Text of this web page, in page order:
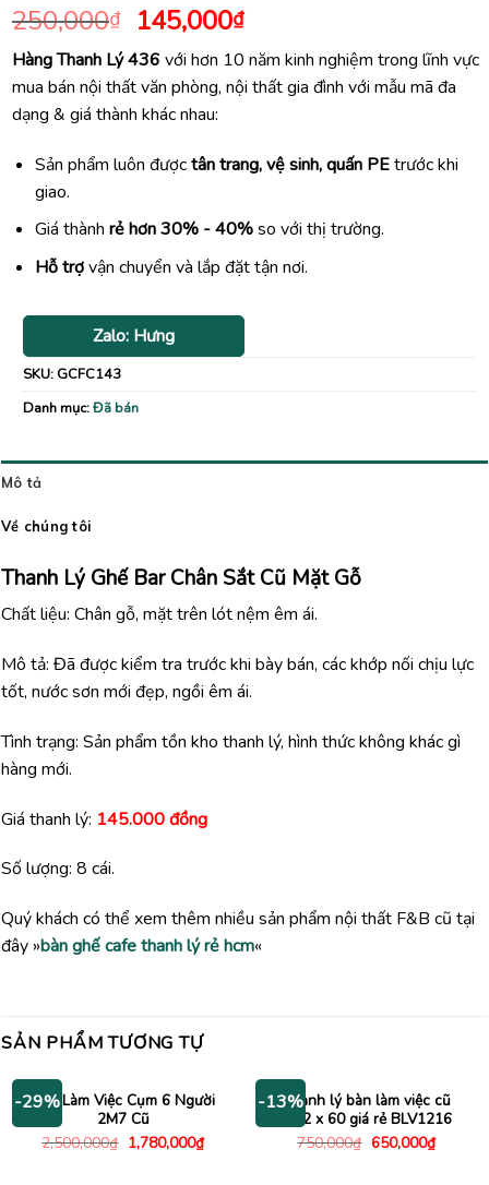
250,000₫ Giá
gốc
là:
250,000₫.
145,000₫Giá
hiện
tại
là:
Hàng Thanh Lý 436 với hơn 10 năm kinh nghiệm trong lĩnh vực
mua bán nội thất văn phòng, nội thất gia đình với mẫu mã đa
dạng & giá thành khác nhau:
Sản phẩm luôn đượctân trang, vệ sinh, quấn PEtrước khi
giao.
Giá thành rẻ hơn 30% - 40%so với thị trường.
Hỗ trợvận chuyển và lắp đặt tận nơi.
Zalo: Hưng
SKU: GCFC143
Danh mục:Đã bán
Mô tả
Về chúng tôi
Thanh Lý Ghế Bar Chân Sắt Cũ Mặt Gỗ
Chất liệu: Chân gỗ, mặt trên lót nệm êm ái.
Mô tả: Đã được kiểm tra trước khi bày bán, các khớp nối chịu lực
tốt, nước sơn mới đẹp, ngồi êm ái.
Tình trạng: Sản phẩm tồn kho thanh lý, hình thức không khác gì
hàng mới.
Giá thanh lý: 145.000 đồng
Số lượng: 8 cái.
Quý khách có thể xem thêm nhiều sản phẩm nội thất F&B cũ tại
đây »bàn ghế cafe thanh lý rẻ hcm«
SẢN PHẨM TƯƠNG TỰ
-29%
Bàn Làm Việc Cụm 6 Người
2M7 Cũ
2,500,000₫ Giá
gốc
1,780,000₫Giá
hiện
-13%Thanh lý bàn làm việc cũ
1m2 x 60 giá rẻ BLV1216
750,000₫ Giá
650,000₫Giá
hiện